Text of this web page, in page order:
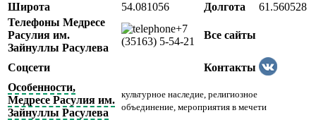
Широта 54.081056 Долгота
61.560528
Телефоны Медресе
Расулия им.
Зайнуллы Расулева
+7
(35163) 5-54-21
Все сайты
Соцсети
Контакты
Особенности,
Медресе Расулия им.
Зайнуллы Расулева
культурное наследие, религиозное
объединение, мероприятия в мечети